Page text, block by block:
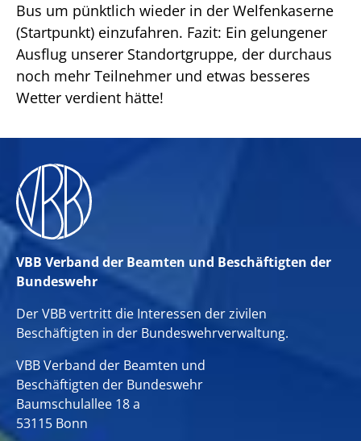
Bus um pünktlich wieder in der Welfenkaserne
(Startpunkt) einzufahren. Fazit: Ein gelungener
Ausflug unserer Standortgruppe, der durchaus
noch mehr Teilnehmer und etwas besseres
Wetter verdient hätte!
VBB Verband der Beamten und Beschäftigten der
Bundeswehr
Der VBB vertritt die Interessen der zivilen
Beschäftigten in der Bundeswehrverwaltung.
VBB Verband der Beamten und
Beschäftigten der Bundeswehr
Baumschulallee 18 a
53115 Bonn